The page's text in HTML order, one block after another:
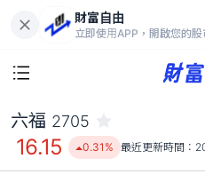
財富自由
立即使用APP，開啟您的股
16.15
六福 2705
16.15 0.31% 最近更新時間：